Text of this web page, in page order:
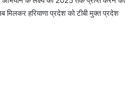
मिलकर हरियाणा प्रदेश को टीबी मुक्त प्रदेश